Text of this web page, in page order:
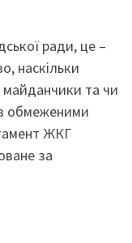
ради, це –
наскільки
та чи
обмеженими
ЖКГ
за